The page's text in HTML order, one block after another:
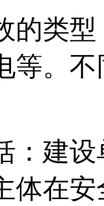
的类
等。
：建
体在